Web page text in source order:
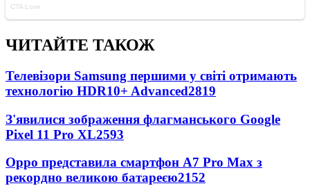
ЧИТАЙТЕ ТАКОЖ
Телевізори Samsung першими у світі отримають
технологію HDR10+ Advanced2819
З'явилися зображення флагманського Google
Pixel 11 Pro XL2593
Oppo представила смартфон A7 Pro Max з
рекордно великою батареєю2152